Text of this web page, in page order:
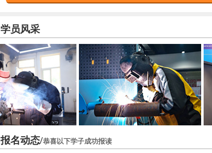
学员风采
报名动态/恭喜以下学子成功报读
李*军 焊接全能技师 陕西西安
黄*锴
氩电联焊